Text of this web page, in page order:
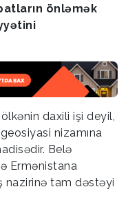
önləmək
daxili işi deyil,
nizamına
Belə
Ermənistana
nazirinə tam dəstəyi